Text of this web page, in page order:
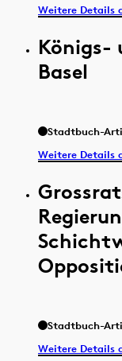
Weitere Details
Königs-
Basel
Stadtbuch-
Weitere Details
Stadtbuch-
Weitere Details